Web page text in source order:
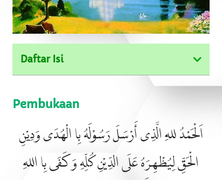
Daftar Isi
Pembukaan
اَلْحَمْدُ للهِ الَّذِى أَرْسَلَ رَسُوْلَهُ بِا الْهُدَى وَدِيْنِ
الْحَقِّ لِيُظْهِرَهُ عَلَى الدِّيْنِ كُلِّهِ وَ كَفَى بِا اللهِ